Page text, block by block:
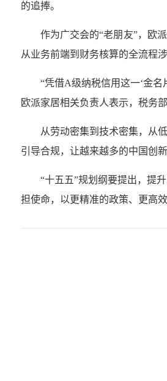
的追捧。
作为广交会的“老朋友”，欧
从业务前端到财务核算的全流程
“凭借A级纳税信用这一‘金
欧派家居相关负责人表示，税务
从劳动密集到技术密集，从
引导合规，让越来越多的中国创
“十五五”规划纲要提出，提
担使命，以更精准的政策、更高